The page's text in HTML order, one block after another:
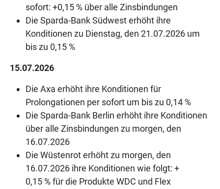
sofort: +0,15 % über alle Zinsbindungen
Die Sparda-Bank Südwest erhöht ihre
Konditionen zu Dienstag, den 21.07.2026 um
bis zu 0,15 %
15.07.2026
Die Axa erhöht ihre Konditionen für
Prolongationen per sofort um bis zu 0,14 %
Die Sparda-Bank Berlin erhöht ihre Konditionen
über alle Zinsbindungen zu morgen, den
16.07.2026
Die Wüstenrot erhöht zu morgen, den
16.07.2026 ihre Konditionen wie folgt: +
0,15 % für die Produkte WDC und Flex